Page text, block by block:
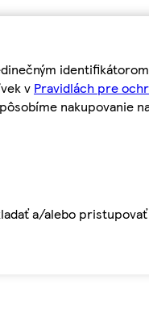
v Pravidlách pre
nakupovanie
a/alebo